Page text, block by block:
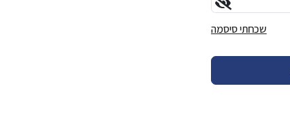
שכחתי סיסמה